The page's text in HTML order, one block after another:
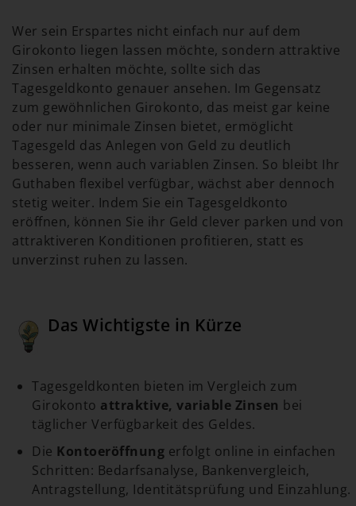
Wer sein Erspartes nicht einfach nur auf dem
Girokonto liegen lassen möchte, sondern attraktive
Zinsen erhalten möchte, sollte sich das
Tagesgeldkonto genauer ansehen. Im Gegensatz
zum gewöhnlichen Girokonto, das meist gar keine
oder nur minimale Zinsen bietet, ermöglicht
Tagesgeld das Anlegen von Geld zu deutlich
besseren, wenn auch variablen Zinsen. So bleibt Ihr
Guthaben flexibel verfügbar, wächst aber dennoch
stetig weiter. Indem Sie ein Tagesgeldkonto
eröffnen, können Sie ihr Geld clever parken und von
attraktiveren Konditionen profitieren, statt es
unverzinst ruhen zu lassen.
Das Wichtigste in Kürze
Tagesgeldkonten bieten im Vergleich zum
Girokonto attraktive, variable Zinsen bei
täglicher Verfügbarkeit des Geldes.
Die Kontoeröffnung erfolgt online in einfachen
Schritten: Bedarfsanalyse, Bankenvergleich,
Antragstellung, Identitätsprüfung und Einzahlung.